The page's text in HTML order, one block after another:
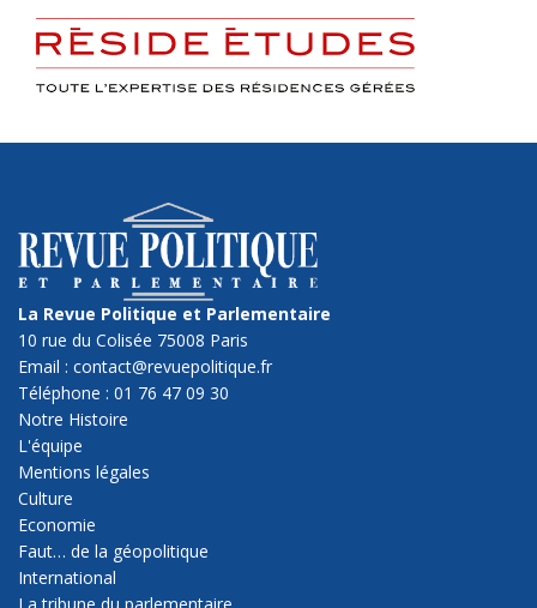
La Revue Politique et Parlementaire
10 rue du Colisée 75008 Paris
Email : contact@revuepolitique.fr
Téléphone : 01 76 47 09 30
Notre Histoire
L'équipe
Mentions légales
Culture
Economie
Faut… de la géopolitique
International